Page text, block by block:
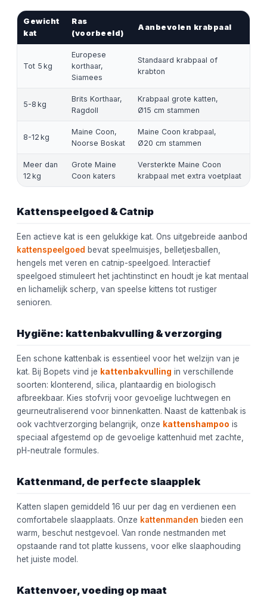
Gewicht
kat
Ras
(voorbeeld)
Aanbevolen krabpaal
Tot 5 kg
Europese
korthaar,
Siamees
Standaard krabpaal of
krabton
5-8 kg
Brits Korthaar,
Ragdoll
Krabpaal grote katten,
Ø15 cm stammen
8-12 kg
Maine Coon,
Noorse Boskat
Maine Coon krabpaal,
Ø20 cm stammen
Meer dan
12 kg
Grote Maine
Coon katers
Versterkte Maine Coon
krabpaal met extra voetplaat
Kattenspeelgoed & Catnip
Een actieve kat is een gelukkige kat. Ons uitgebreide aanbod
kattenspeelgoed bevat speelmuisjes, belletjesballen,
hengels met veren en catnip-speelgoed. Interactief
speelgoed stimuleert het jachtinstinct en houdt je kat mentaal
en lichamelijk scherp, van speelse kittens tot rustiger
senioren.
Hygiëne: kattenbakvulling & verzorging
Een schone kattenbak is essentieel voor het welzijn van je
kat. Bij Bopets vind je kattenbakvulling in verschillende
soorten: klonterend, silica, plantaardig en biologisch
afbreekbaar. Kies stofvrij voor gevoelige luchtwegen en
geurneutraliserend voor binnenkatten. Naast de kattenbak is
ook vachtverzorging belangrijk, onze kattenshampoo is
speciaal afgestemd op de gevoelige kattenhuid met zachte,
pH-neutrale formules.
Kattenmand, de perfecte slaapplek
Katten slapen gemiddeld 16 uur per dag en verdienen een
comfortabele slaapplaats. Onze kattenmanden bieden een
warm, beschut nestgevoel. Van ronde nestmanden met
opstaande rand tot platte kussens, voor elke slaaphouding
het juiste model.
Kattenvoer, voeding op maat